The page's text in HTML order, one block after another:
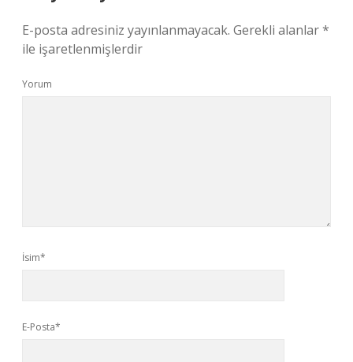
E-posta adresiniz yayınlanmayacak. Gerekli alanlar*
ile işaretlenmişlerdir
Yorum
İsim*
E-Posta*